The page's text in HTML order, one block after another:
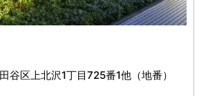
谷区上北沢1丁目725番1他（地番）